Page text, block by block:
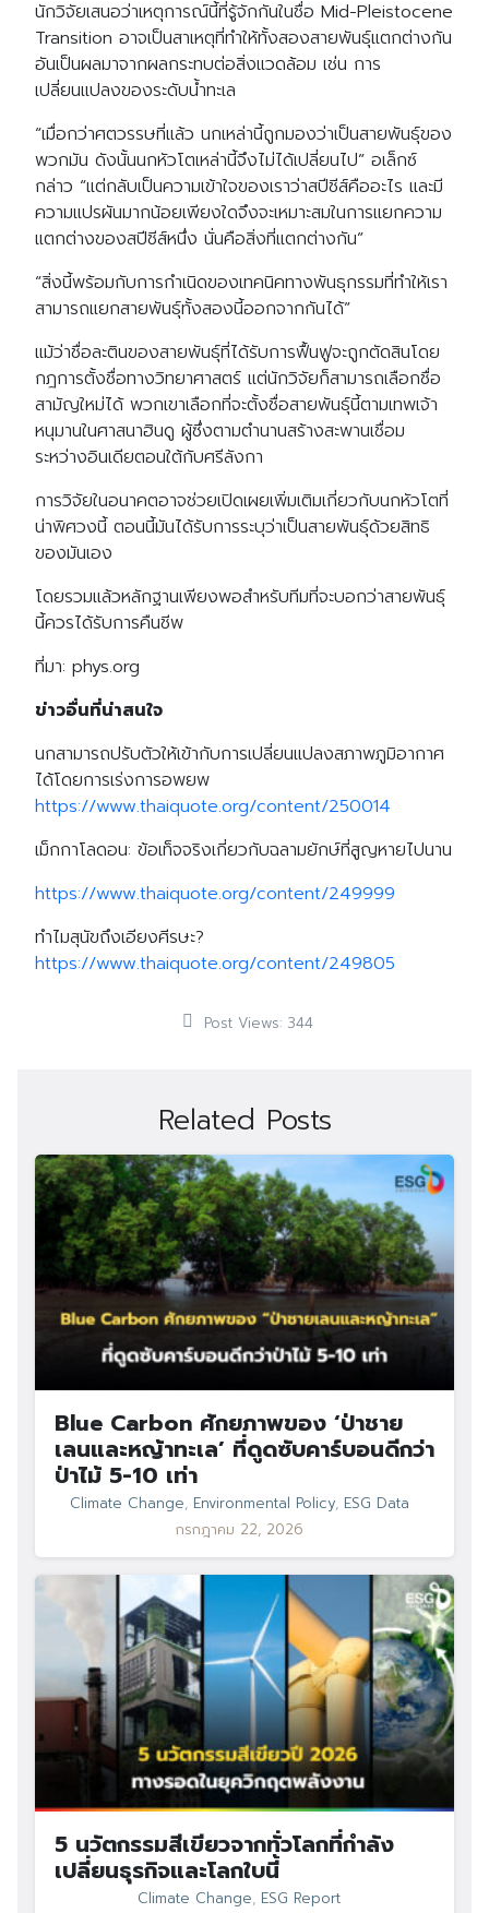
Search
นักวิจัยเสนอว่าเหตุการณ์นี้ที่รู้จักกันในชื่อ Mid-Pleistocene
Transition อาจเป็นสาเหตุที่ทำให้ทั้งสองสายพันธุ์แตกต่างกัน
อันเป็นผลมาจากผลกระทบต่อสิ่งแวดล้อม เช่น การ
เปลี่ยนแปลงของระดับน้ำทะเล
“เมื่อกว่าศตวรรษที่แล้ว นกเหล่านี้ถูกมองว่าเป็นสายพันธุ์ของ
พวกมัน ดังนั้นนกหัวโตเหล่านี้จึงไม่ได้เปลี่ยนไป” อเล็กซ์
กล่าว “แต่กลับเป็นความเข้าใจของเราว่าสปีชีส์คืออะไร และมี
ความแปรผันมากน้อยเพียงใดจึงจะเหมาะสมในการแยกความ
แตกต่างของสปีชีส์หนึ่ง นั่นคือสิ่งที่แตกต่างกัน”
“สิ่งนี้พร้อมกับการกำเนิดของเทคนิคทางพันธุกรรมที่ทำให้เรา
สามารถแยกสายพันธุ์ทั้งสองนี้ออกจากกันได้”
แม้ว่าชื่อละตินของสายพันธุ์ที่ได้รับการฟื้นฟูจะถูกตัดสินโดย
กฎการตั้งชื่อทางวิทยาศาสตร์ แต่นักวิจัยก็สามารถเลือกชื่อ
สามัญใหม่ได้ พวกเขาเลือกที่จะตั้งชื่อสายพันธุ์นี้ตามเทพเจ้า
หนุมานในศาสนาฮินดู ผู้ซึ่งตามตำนานสร้างสะพานเชื่อม
ระหว่างอินเดียตอนใต้กับศรีลังกา
การวิจัยในอนาคตอาจช่วยเปิดเผยเพิ่มเติมเกี่ยวกับนกหัวโตที่
น่าพิศวงนี้ ตอนนี้มันได้รับการระบุว่าเป็นสายพันธุ์ด้วยสิทธิ
ของมันเอง
โดยรวมแล้วหลักฐานเพียงพอสำหรับทีมที่จะบอกว่าสายพันธุ์
นี้ควรได้รับการคืนชีพ
ที่มา: phys.org
ข่าวอื่นที่น่าสนใจ
นกสามารถปรับตัวให้เข้ากับการเปลี่ยนแปลงสภาพภูมิอากาศ
ได้โดยการเร่งการอพยพ
https://www.thaiquote.org/content/250014
เม็กกาโลดอน: ข้อเท็จจริงเกี่ยวกับฉลามยักษ์ที่สูญหายไปนาน
https://www.thaiquote.org/content/249999
ทำไมสุนัขถึงเอียงศีรษะ?
https://www.thaiquote.org/content/249805
Post Views: 344
Related Posts
Blue Carbon ศักยภาพของ ‘ป่าชาย
เลนและหญ้าทะเล’ ที่ดูดซับคาร์บอนดีกว่า
ป่าไม้ 5-10 เท่า
Climate Change, Environmental Policy, ESG Data
กรกฎาคม 22, 2026
5 นวัตกรรมสีเขียวจากทั่วโลกที่กำลัง
เปลี่ยนธุรกิจและโลกใบนี้
Climate Change, ESG Report